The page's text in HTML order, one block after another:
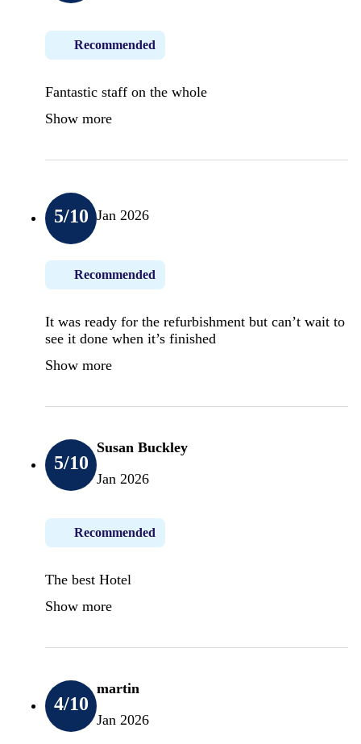
Recommended
Fantastic staff on the whole
Show more
5/10 Jan 2026
Recommended
It was ready for the refurbishment but can’t wait to
see it done when it’s finished
Show more
5/10
Susan Buckley
Jan 2026
Recommended
The best Hotel
Show more
4/10
martin
Jan 2026